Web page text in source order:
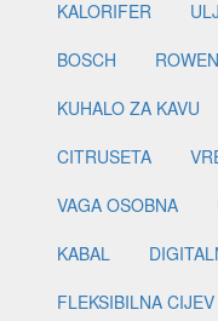
KALORIFER
BOSCH
KUHALO ZA KAVU
CITRUSETA
VAGA OSOBNA
KABAL
FLEKSIBILNA CIJEV